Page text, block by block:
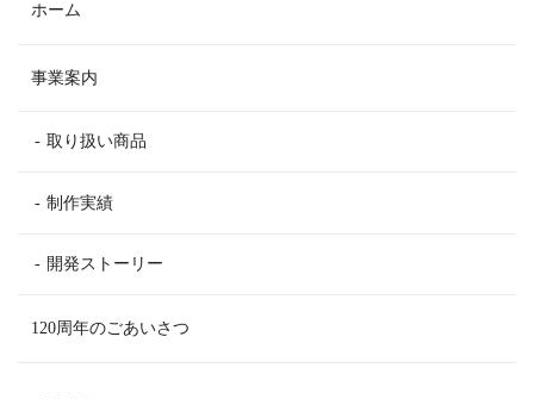
ホーム
事業案内
取り扱い商品
制作実績
開発ストーリー
120周年のごあいさつ